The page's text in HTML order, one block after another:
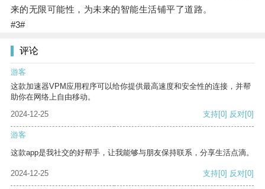
来的无限可能性，为未来的智能生活铺平了道路。
#3#
评论
游客
这款加速器VPM应用程序可以给你提供最高速度和安全性的连接，并帮
助你在网络上自由移动。
2024-12-25
支持[0] 反对[0]
游客
这款app是我社交的好帮手，让我能够与朋友保持联系，分享生活点滴。
2024-12-25 支持[0] 反对[0]